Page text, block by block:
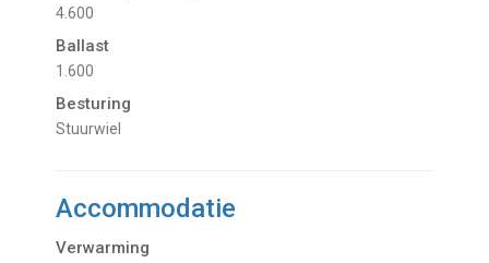
4.600
Ballast
1.600
Besturing
Stuurwiel
Accommodatie
Verwarming